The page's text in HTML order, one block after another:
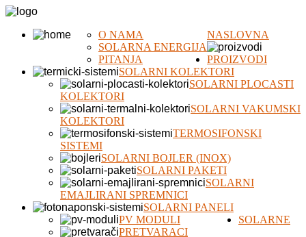
NASLOVNA
O NAMA
SOLARNA ENERGIJA
PITANJA
PROIZVODI
SOLARNI KOLEKTORI
SOLARNI PLOCASTI
KOLEKTORI
SOLARNI VAKUMSKI
KOLEKTORI
TERMOSIFONSKI
SISTEMI
SOLARNI BOJLER (INOX)
SOLARNI PAKETI
SOLARNI
EMAJLIRANI SPREMNICI
SOLARNI PANELI
PV MODULI
PRETVARACI
SOLARNE